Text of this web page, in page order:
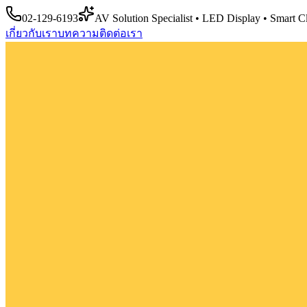
02-129-6193
AV Solution Specialist • LED Display • Smart
เกี่ยวกับเราบทความติดต่อเรา